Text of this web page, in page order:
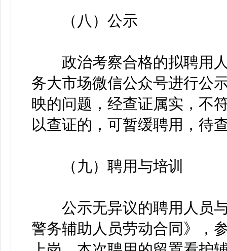
（八）公示
政治考察合格的拟聘用人
务大市场微信公众号进行公
映的问题，经查证属实，不
以查证的，可暂缓聘用，待
（九）聘用与培训
公示无异议的聘用人员与
警务辅助人员劳动合同》，